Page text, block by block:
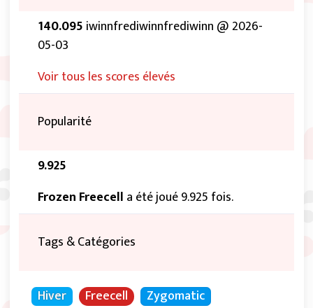
140.095 iwinnfrediwinnfrediwinn @ 2026-
05-03
Voir tous les scores élevés
Popularité
9.925
Frozen Freecell a été joué 9.925 fois.
Tags & Catégories
Hiver Freecell
Zygomatic